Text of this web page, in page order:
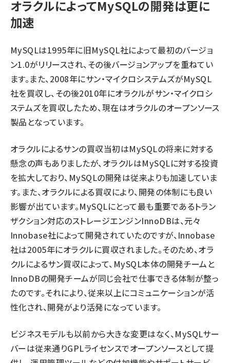
オラクルによってMySQLの開発は更に
加速
MySQLは1995年に旧MySQL社によって最初のバージョ
ン1.0がリリースされ、その後バージョンアップを重ねてい
ます。また、2008年にサン・マイクロシステムズがMySQL
社を買収し、その後2010年にオラクルがサン・マイクロシ
ステムズを買収したため、現在はオラクルのオープンソース
製品となっています。
オラクルによるサンの買収当初はMySQLの将来に対する
懸念の声もありましたが、オラクルはMySQLに対する投資
を拡大しており、MySQLの開発は従来よりも加速していま
す。また、オラクルによる買収により、開発の体制にも良い
影響が出ています。MySQLにとって最も重要であるトラン
ザクション対応のストレージエンジンInnoDBは、元々
Innobase社によって開発されていたのですが、Innobase
社は2005年にオラクルに買収されました。そのため、オラ
クルによるサン買収によって、MySQL本体の開発チームと
InnoDBの開発チームが同じ会社で仕事できる体制が整っ
たのです。それにより、従来以上にコミュニケーションが活
性化され、開発がより活発になっています。
ビジネスモデルも以前から大きな変更はなく、MySQLサー
バーは従来通りGPLライセンスでオープンソースとして提